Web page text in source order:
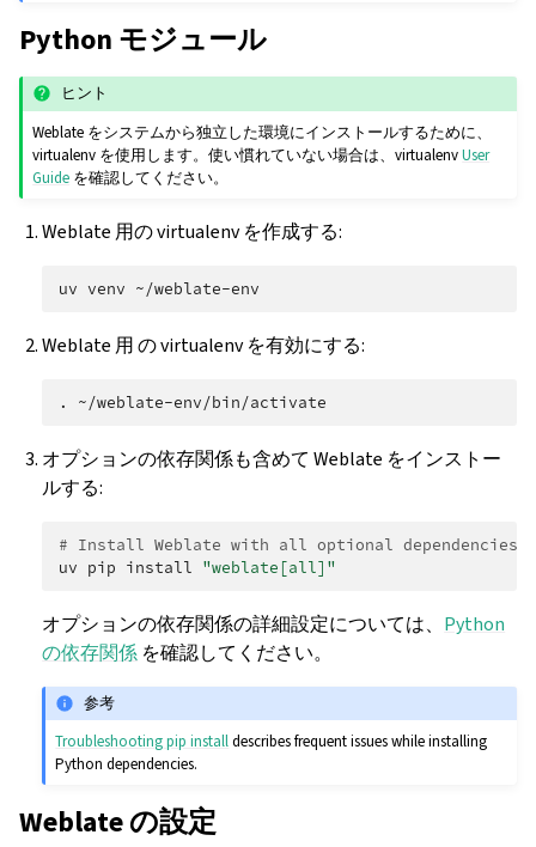
Python モジュール
ヒント
Weblate をシステムから独立した環境にインストールするために、
virtualenv を使用します。使い慣れていない場合は、virtualenvUser
Guide を確認してください。
Weblate 用の virtualenv を作成する:
uv venv
Weblate 用 の virtualenv を有効にする:
.
オプションの依存関係も含めて Weblate をインストー
ルする:
# Install Weblate with all optional dependencies
uv pip install "weblate[all]"
オプションの依存関係の詳細設定については、 Python
の依存関係 を確認してください。
参考
Troubleshooting pip installdescribes frequent issues while installing
Python dependencies.
Weblate の設定